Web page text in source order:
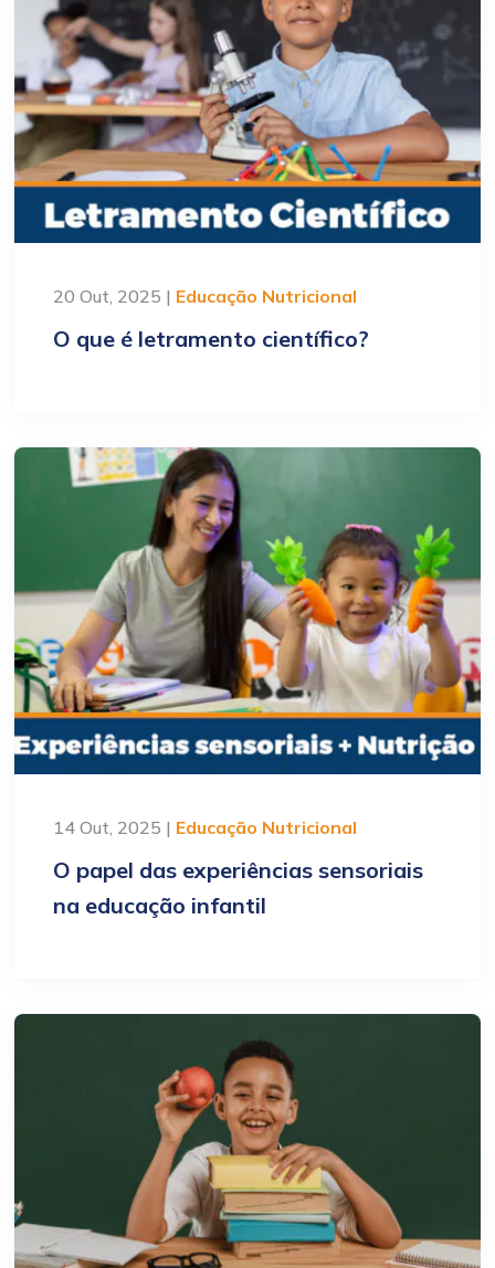
20 Out, 2025 | Educação Nutricional
O que é letramento científico?
14 Out, 2025 | Educação Nutricional
O papel das experiências sensoriais
na educação infantil